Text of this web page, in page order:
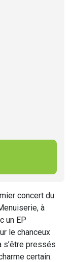
concert du
à
un EP
le chanceux
s’être pressés
certain.